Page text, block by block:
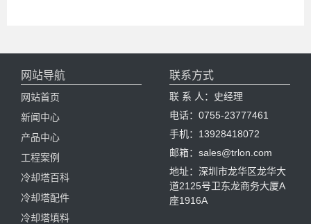
网站导航
网站首页
新闻中心
产品中心
工程案例
冷却塔百科
冷却塔配件
冷却塔填料
联系方式
联 系 人：史经理
电话：0755-23777461
手机：13928418072
邮箱：sales@trlon.com
地址：深圳市龙华区龙华大
道2125号卫东龙商务大厦A
座1916A